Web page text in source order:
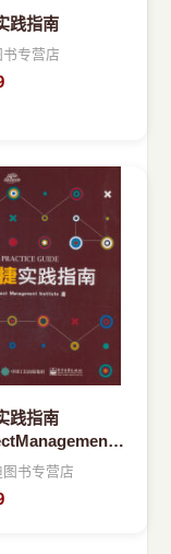
践指南
书专营店
践指南
图书专营店